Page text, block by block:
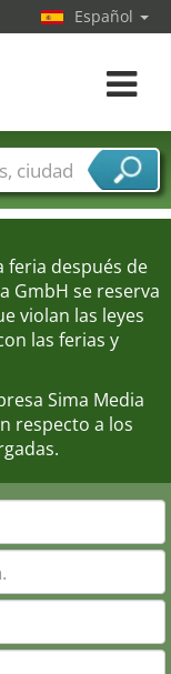
feria después de
GmbH se reserva
violan las leyes
las ferias y
Sima Media
respecto a los
Español
toggle